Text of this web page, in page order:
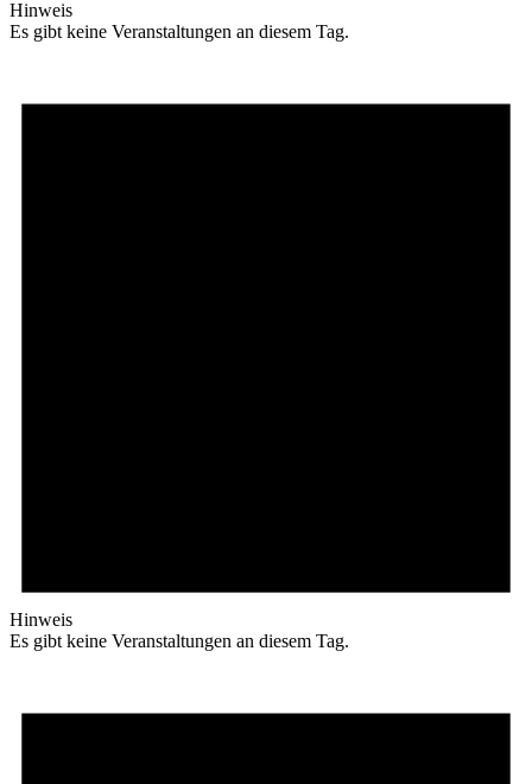
Hinweis
Es gibt keine Veranstaltungen an diesem Tag.
Hinweis
Es gibt keine Veranstaltungen an diesem Tag.